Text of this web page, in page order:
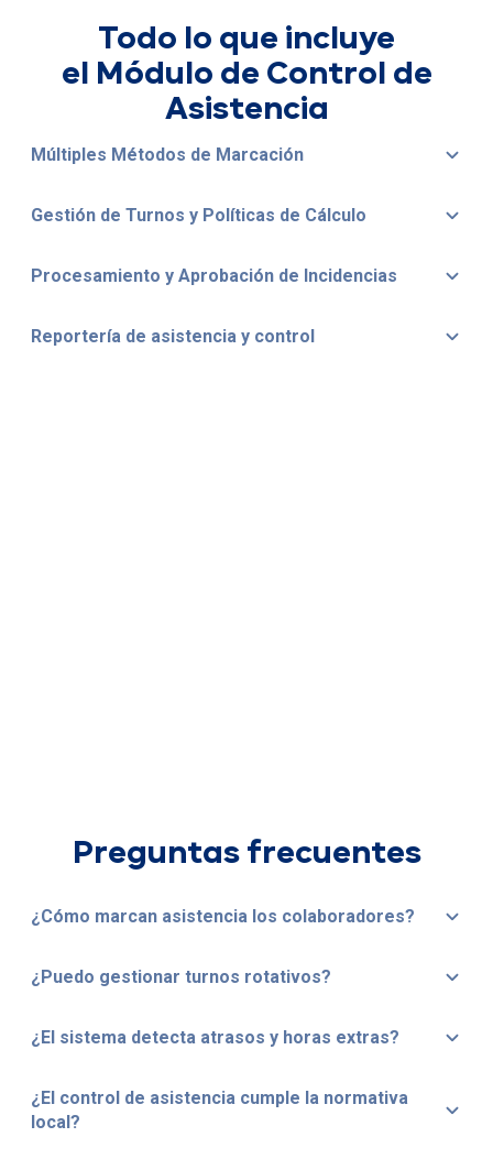
Todo lo que incluye
el Módulo de Control de
Asistencia
Múltiples Métodos de Marcación
Gestión de Turnos y Políticas de Cálculo
Procesamiento y Aprobación de Incidencias
Reportería de asistencia y control
Preguntas frecuentes
¿Cómo marcan asistencia los colaboradores?
¿Puedo gestionar turnos rotativos?
¿El sistema detecta atrasos y horas extras?
¿El control de asistencia cumple la normativa
local?